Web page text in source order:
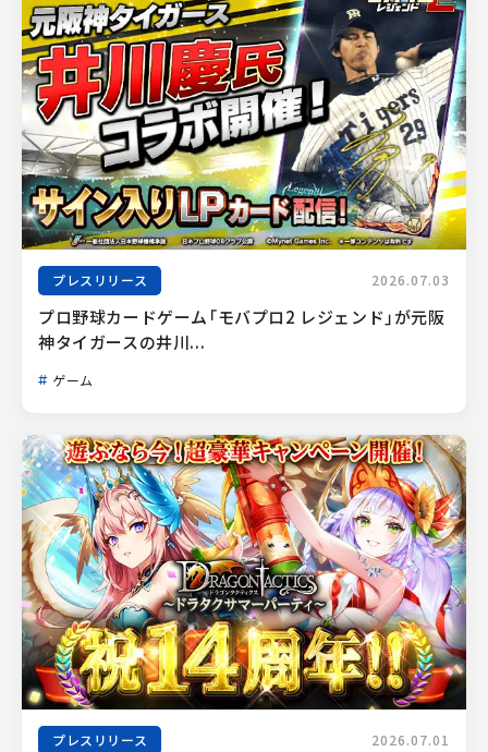
プレスリリース 2026.07.03
プロ野球カードゲーム「モバプロ2 レジェンド」が元阪
神タイガースの井川...
ゲーム
プレスリリース 2026.07.01